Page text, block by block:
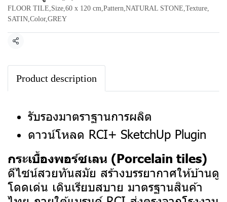
FLOOR TILE,Size,60 x 120 cm,Pattern,NATURAL STONE,Texture,
SATIN,Color,GREY
แชร์
Product description
รับรองมาตราฐานการผลิต
ดาวน์โหลด RCI+ SketchUp Plugin
กระเบื้องพอร์ซเลน (Porcelain tiles)
ดีไซน์สวยทันสมัย สร้างบรรยากาศให้บ้านดู
โดดเด่น เดินเรียบสบาย มาตรฐานสินค้า